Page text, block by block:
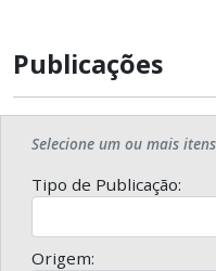
Publicações
Selecione um ou mais
Tipo de Publicação:
Origem: